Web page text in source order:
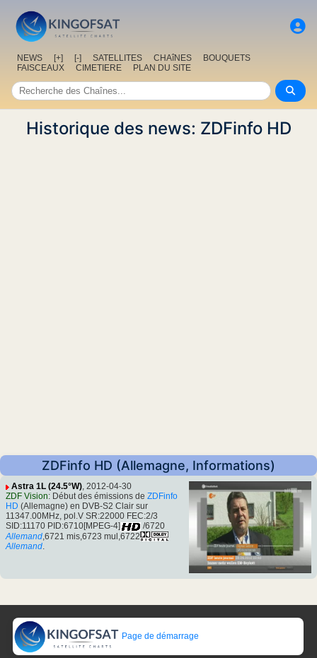
NEWS [+] [-] SATELLITES CHAîNES
BOUQUETS
FAISCEAUX
CIMETIERE PLAN DU SITE
Historique des news: ZDFinfo HD
ZDFinfo HD (Allemagne, Informations)
Astra 1L (24.5°W), 2012-04-30
ZDF Vision: Début des émissions de ZDFinfo
HD (Allemagne) en DVB-S2 Clair sur
11347.00MHz, pol.V SR:22000 FEC:2/3
SID:11170 PID:6710[MPEG-4]
/6720
Allemand ,6721 mis,6723 mul,6722
Allemand.
Page de démarrage